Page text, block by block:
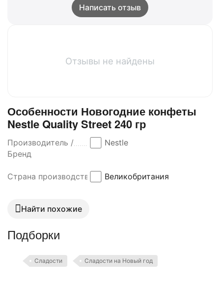
Написать отзыв
Отзывы не найдены
Особенности Новогодние конфеты
Nestle Quality Street 240 гр
Производитель /
Бренд
Nestle
Страна производства Великобритания
Найти похожие
Подборки
Сладости Сладости на Новый год